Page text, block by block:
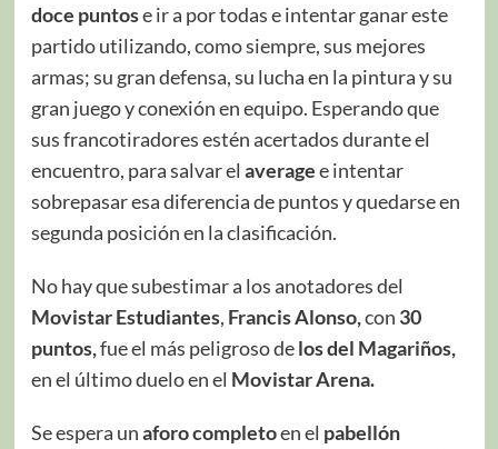
doce puntose ir a por todas e intentar ganar este
partido utilizando, como siempre, sus mejores
armas; su gran defensa, su lucha en la pintura y su
gran juego y conexión en equipo. Esperando que
sus francotiradores estén acertados durante el
encuentro, para salvar el averagee intentar
sobrepasar esa diferencia de puntos y quedarse en
segunda posición en la clasificación.
No hay que subestimar a los anotadores del
Movistar Estudiantes, Francis Alonso,con 30
puntos,fue el más peligroso delos del Magariños,
en el último duelo en el Movistar Arena.
Se espera unaforo completoen el pabellón